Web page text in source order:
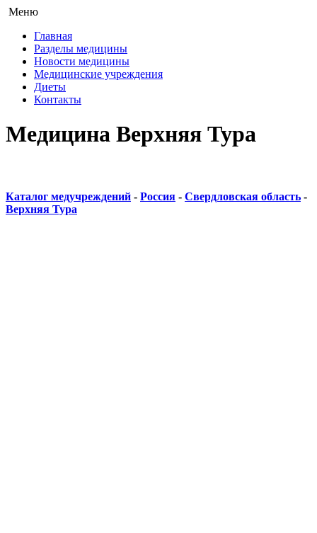
Меню
Главная
Разделы медицины
Новости медицины
Медицинские учреждения
Диеты
Контакты
Медицина Верхняя Тура
Каталог медучреждений - Россия - Свердловская область -
Верхняя Тура